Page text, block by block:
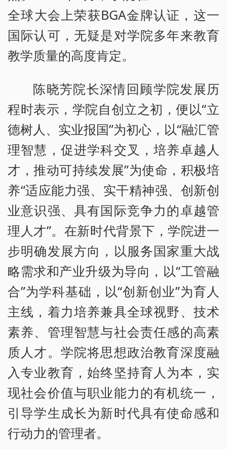
全球大会上荣获BGA金牌认证，这一
国际认可，无疑是对学院多年来教育
教学质量的高度肯定。
陈晓芳院长深情回顾学院发展历
程时表示，学院自创立之初，便以“立
德树人、实业报国”为初心，以“融汇管
理智慧，促进学科交叉，培养卓越人
才，推动可持续发展”为使命，积极培
养“适应能力强、实干精神强、创新创
业意识强、具有国际竞争力的卓越管
理人才”。在新时代背景下，学院进一
步明确发展方向，以服务国家重大战
略需求和产业升级为导向，以“工管融
合”为学科基础，以“创新创业”为育人
主线，着力培养兼具全球视野、技术
素养、管理智慧与社会责任感的高素
质人才。学院将思想政治教育深度融
入专业教育，始终坚持育人为本，实
现社会价值与职业能力的有机统一，
引导学生成长为新时代具有使命感和
行动力的管理者。